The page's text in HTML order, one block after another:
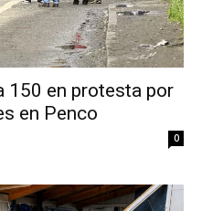
150 en protesta por
en Penco
0